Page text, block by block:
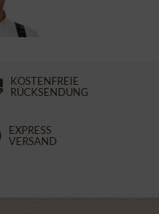
KOSTENFREIE
RÜCKSENDUNG
EXPRESS
VERSAND